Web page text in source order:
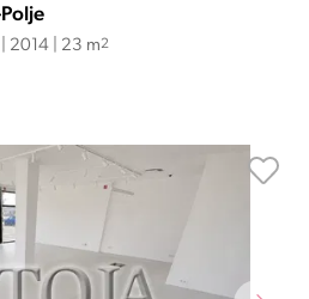
2014 | 23 m2